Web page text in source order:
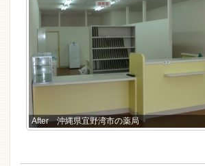
After 沖縄県宜野湾市の薬局